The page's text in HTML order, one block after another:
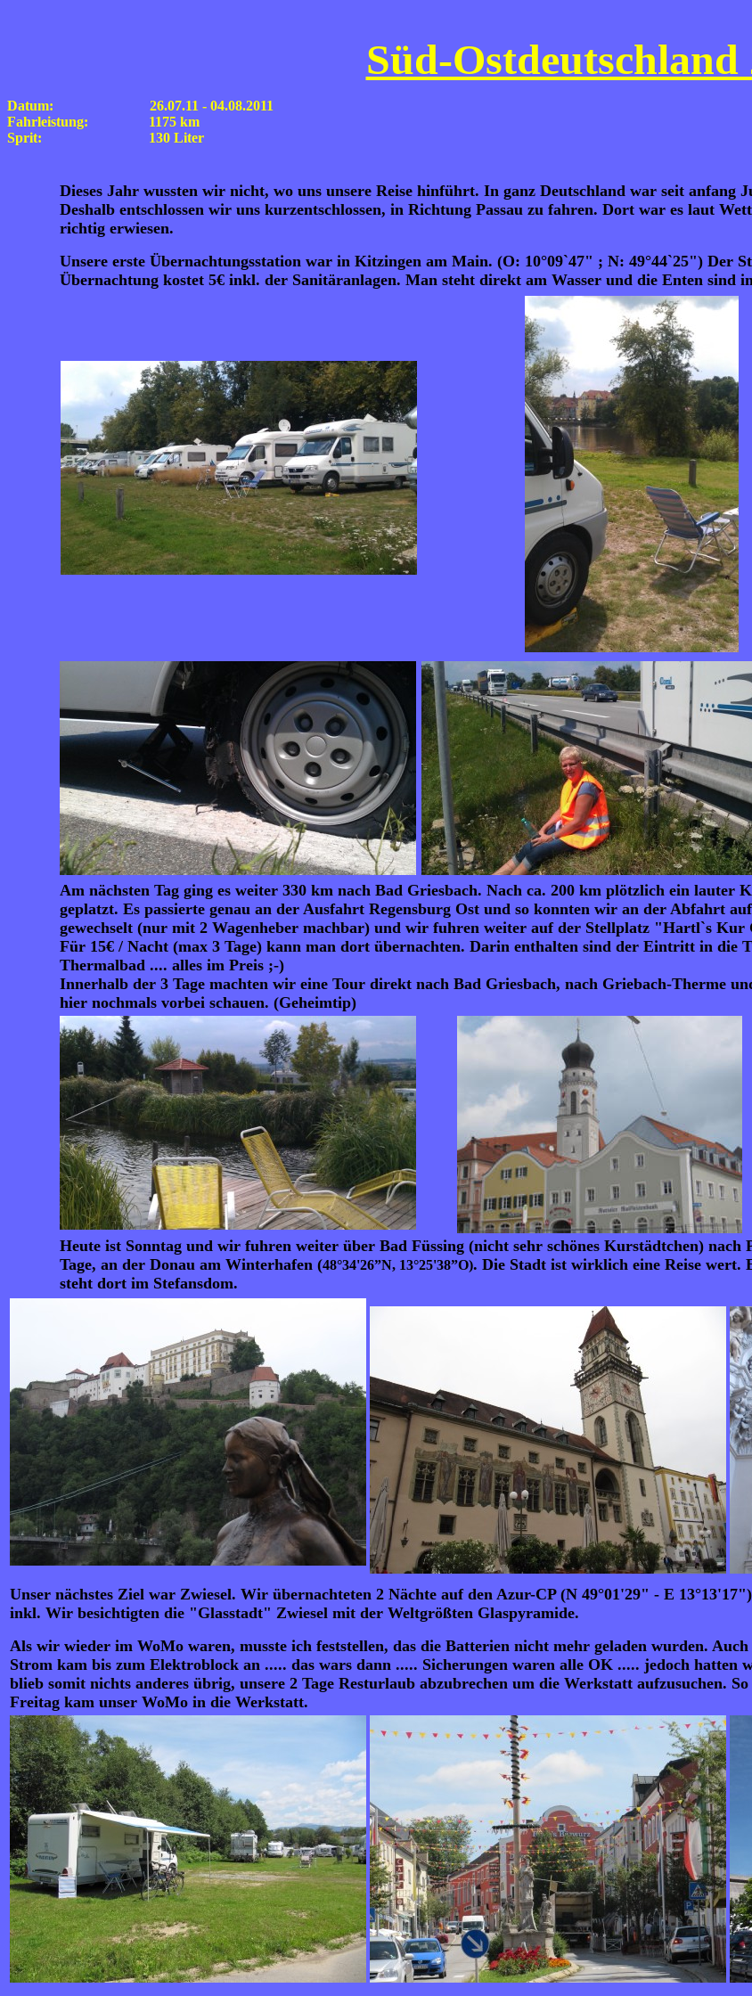
Süd-Ostdeutschland
Datum: 26.07.11 - 04.08.2011
Fahrleistung: 1175 km
Sprit: 130 Liter
Dieses Jahr wussten wir nicht, wo uns unsere Reise hinführt. In ganz Deutschland war seit anfang
Deshalb entschlossen wir uns kurzentschlossen, in Richtung Passau zu fahren. Dort war es laut
richtig erwiesen.
Unsere erste Übernachtungsstation war in Kitzingen am Main. (O: 10°09`47" ; N: 49°44`25") Der
Übernachtung kostet 5€ inkl. der Sanitäranlagen. Man steht direkt am Wasser und die Enten sind
Am nächsten Tag ging es weiter 330 km nach Bad Griesbach. Nach ca. 200 km plötzlich ein
geplatzt. Es passierte genau an der Ausfahrt Regensburg Ost und so konnten wir an der Abfahrt
gewechselt (nur mit 2 Wagenheber machbar) und wir fuhren weiter auf der Stellplatz "Hartl`s Kur
Für 15€ / Nacht (max 3 Tage) kann man dort übernachten. Darin enthalten sind der Eintritt in die
Thermalbad .... alles im Preis ;-)
Innerhalb der 3 Tage machten wir eine Tour direkt nach Bad Griesbach, nach Griebach-Therme
hier nochmals vorbei schauen. (Geheimtip)
Heute ist Sonntag und wir fuhren weiter über Bad Füssing (nicht sehr schönes Kurstädtchen)
Tage, an der Donau am Winterhafen (48°34'26”N, 13°25'38”O). Die Stadt ist wirklich eine Reise wert.
steht dort im Stefansdom.
Unser nächstes Ziel war Zwiesel. Wir übernachteten 2 Nächte auf den Azur-CP (N 49°01'29" - E
inkl. Wir besichtigten die "Glasstadt" Zwiesel mit der Weltgrößten Glaspyramide.
Als wir wieder im WoMo waren, musste ich feststellen, das die Batterien nicht mehr geladen wurden.
Strom kam bis zum Elektroblock an ..... das wars dann ..... Sicherungen waren alle OK ..... jedoch hatten
blieb somit nichts anderes übrig, unsere 2 Tage Resturlaub abzubrechen um die Werkstatt aufzusuchen.
Freitag kam unser WoMo in die Werkstatt.